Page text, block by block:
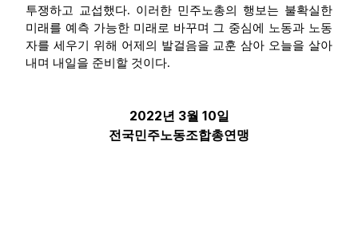
투쟁하고 교섭했다. 이러한 민주노총의 행보는 불확실한
미래를 예측 가능한 미래로 바꾸며 그 중심에 노동과 노동
자를 세우기 위해 어제의 발걸음을 교훈 삼아 오늘을 살아
내며 내일을 준비할 것이다.
2022년 3월 10일
전국민주노동조합총연맹